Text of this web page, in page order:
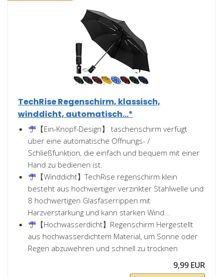
TechRise Regenschirm, klassisch,
winddicht, automatisch...*
【Ein-Knopf-Design】 taschenschirm verfügt
über eine automatische Öffnungs- /
Schließfunktion, die einfach und bequem mit einer
Hand zu bedienen ist.
【Winddicht】TechRise regenschirm klein
besteht aus hochwertiger verzinkter Stahlwelle und
8 hochwertigen Glasfaserrippen mit
Harzverstärkung und kann starken Wind...
【Hochwasserdicht】Regenschirm Hergestellt
aus hochwasserdichtem Material, um Sonne oder
Regen abzuwehren und schnell zu trocknen
9,99 EUR